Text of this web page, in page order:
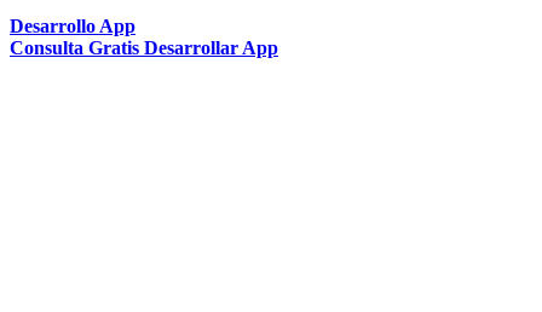
Desarrollo App
Consulta Gratis Desarrollar App